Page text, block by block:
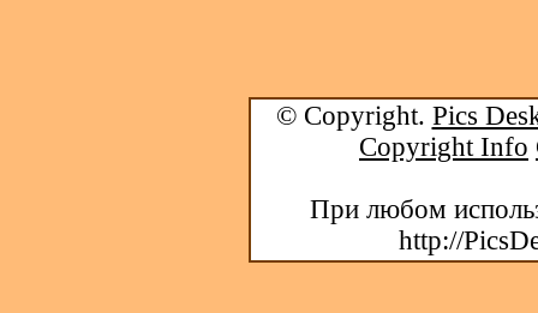
© Copyright. Pics
Copyright Info
При любом
http://